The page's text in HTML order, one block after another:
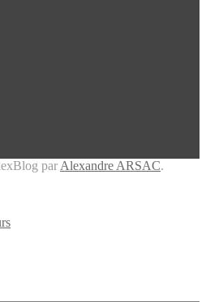
par Alexandre ARSAC.